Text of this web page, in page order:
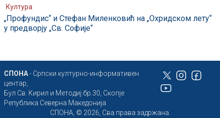
Култура
„Профундис“ и Стефан Миленковић на „Охридском лету“
у предворју „Св. Софије“
СПОНА- Српски културно-информативен
центар,
Бул Св. Кирил и Методиј бр.30, Скопје
Република Северна Македонија
СПОНА, © 2026, Сва права задржана.